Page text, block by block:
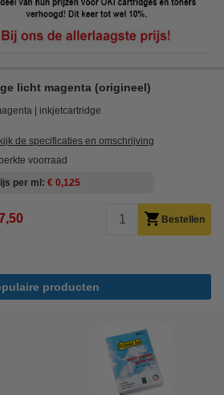
licht magenta (origineel)
inkjetcartridge
de specificaties en omschrijving
voorraad
per ml
€ 0,125
Bestellen
producten